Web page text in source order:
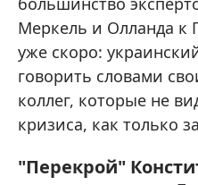
Меркель и Олланда к
уже скоро:
говорить словами
коллег, которые не
кризиса, как только
"Перекрой"